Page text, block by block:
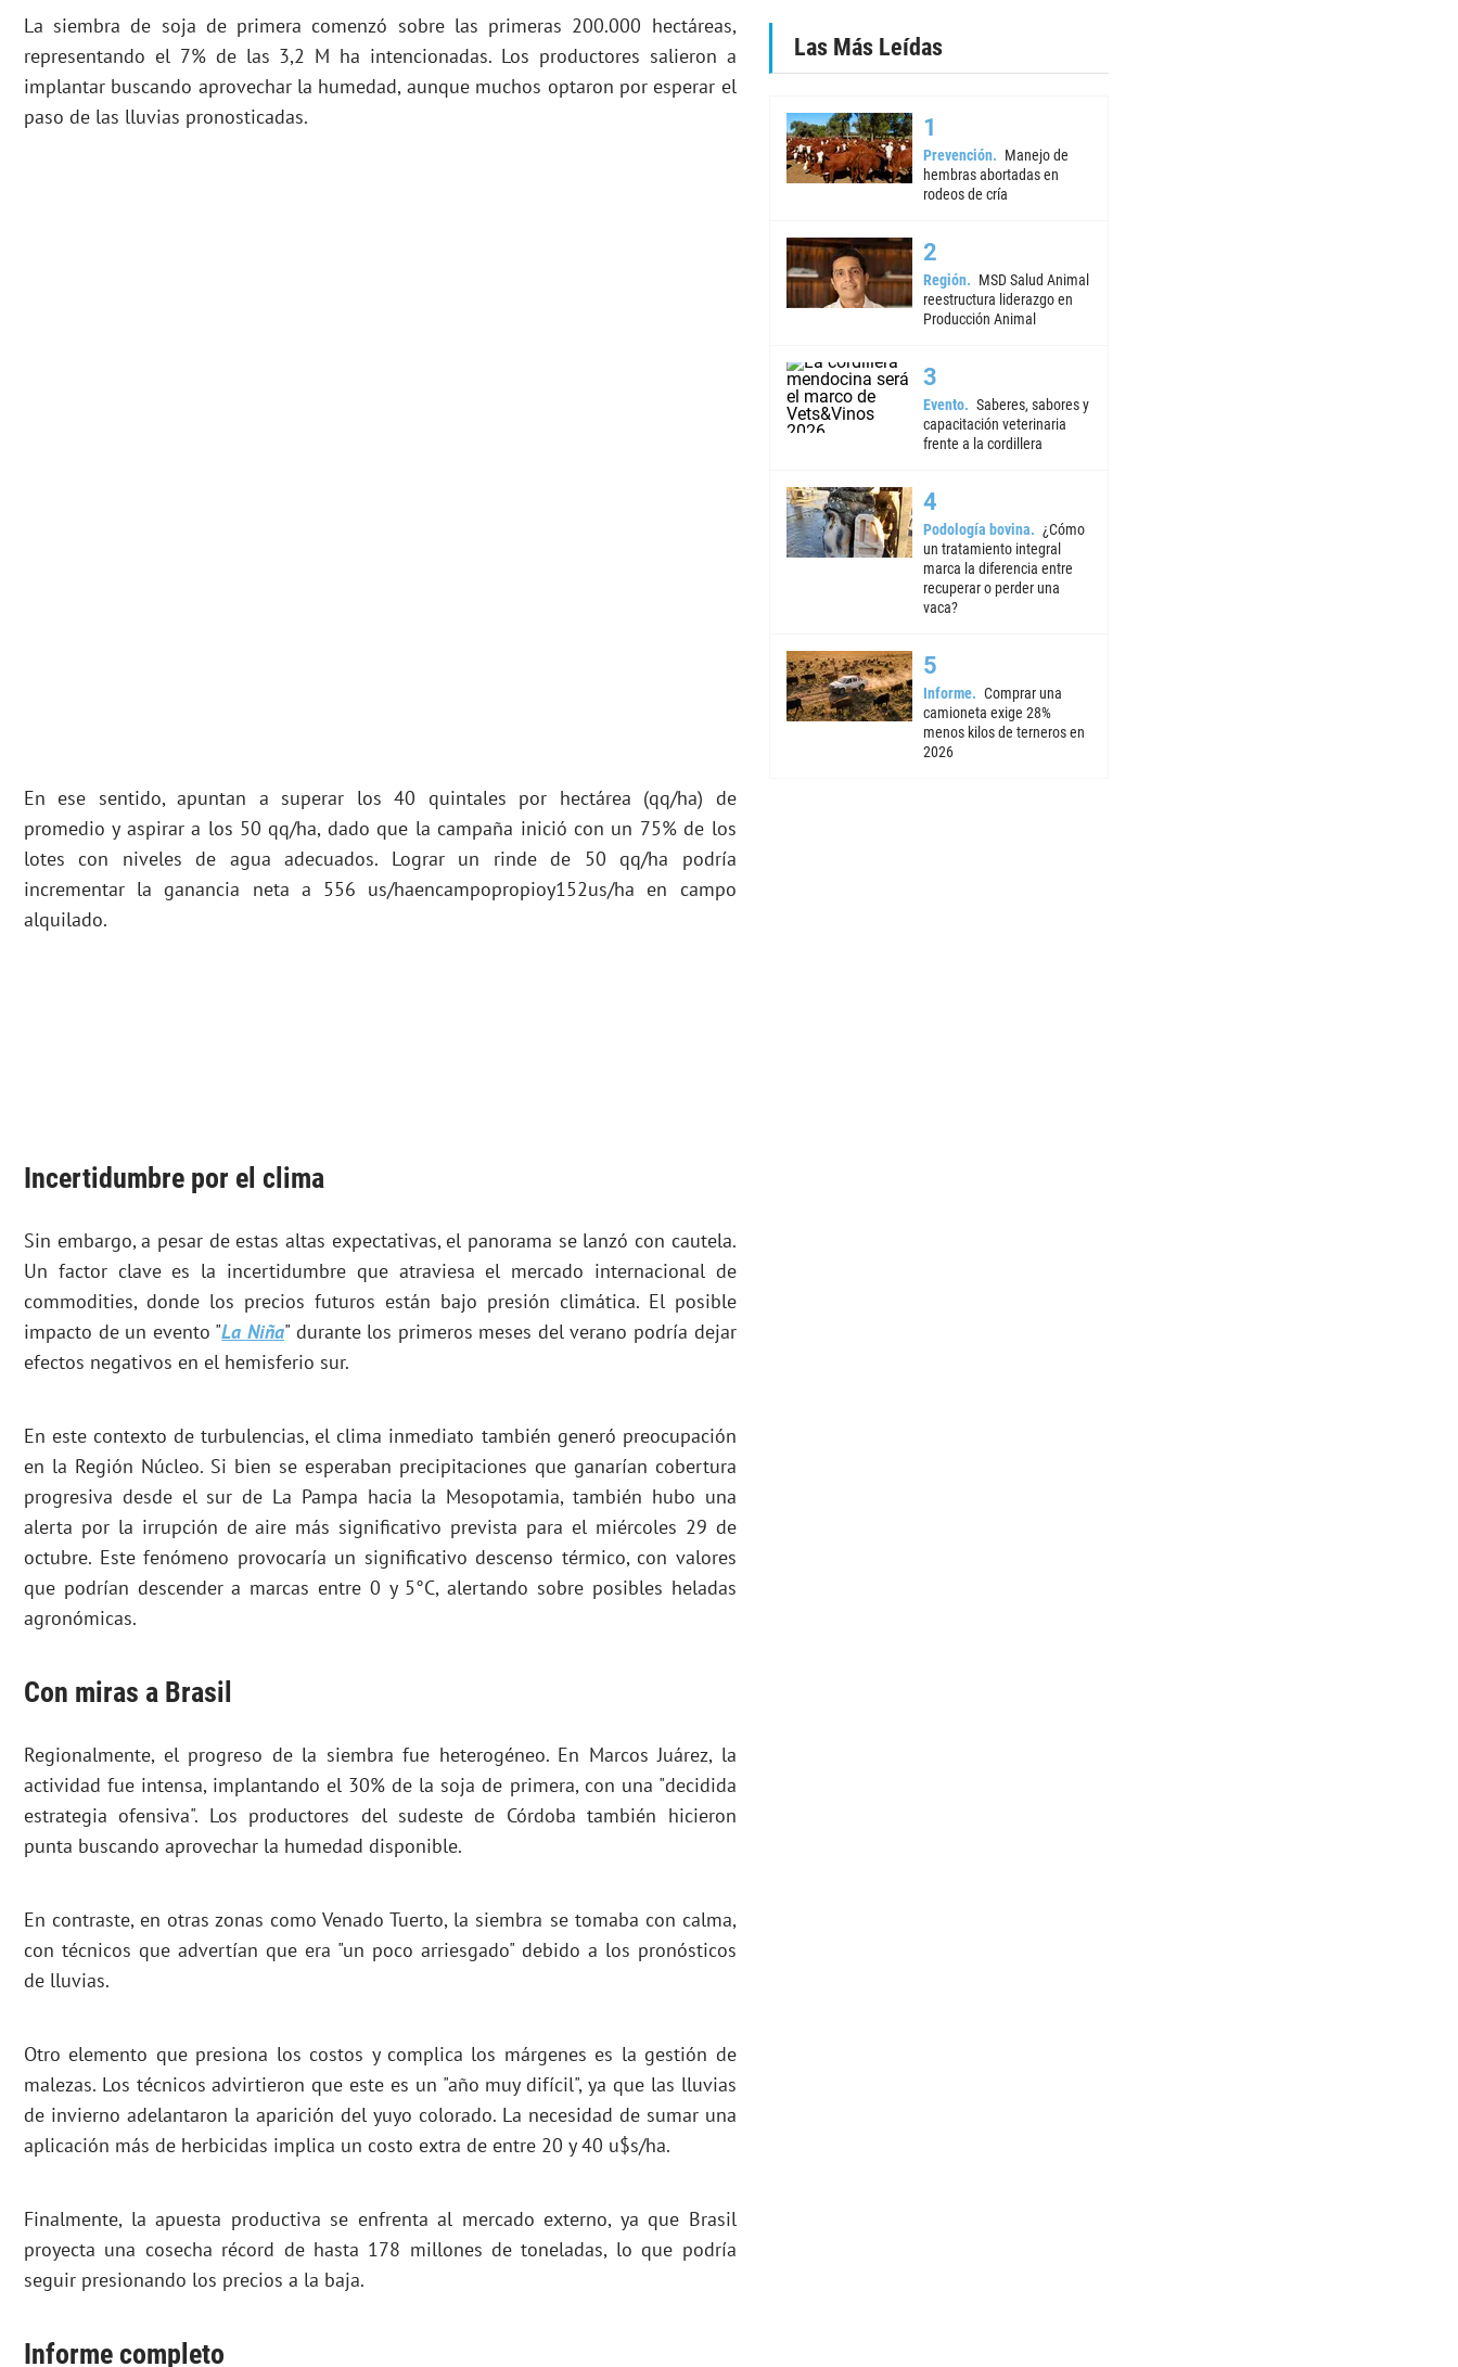
La siembra de soja de primera comenzó sobre las primeras 200.000 hectáreas,
representando el 7% de las 3,2 M ha intencionadas. Los productores salieron a
implantar buscando aprovechar la humedad, aunque muchos optaron por esperar el
paso de las lluvias pronosticadas.
En ese sentido, apuntan a superar los 40 quintales por hectárea (qq/ha) de
promedio y aspirar a los 50 qq/ha, dado que la campaña inició con un 75% de los
lotes con niveles de agua adecuados. Lograr un rinde de 50 qq/ha podría
incrementar la ganancia neta a 556 us/haencampopropioy152us/ha en campo
alquilado.
Incertidumbre por el clima
Sin embargo, a pesar de estas altas expectativas, el panorama se lanzó con cautela.
Un factor clave es la incertidumbre que atraviesa el mercado internacional de
commodities, donde los precios futuros están bajo presión climática. El posible
impacto de un evento "La Niña" durante los primeros meses del verano podría dejar
efectos negativos en el hemisferio sur.
En este contexto de turbulencias, el clima inmediato también generó preocupación
en la Región Núcleo. Si bien se esperaban precipitaciones que ganarían cobertura
progresiva desde el sur de La Pampa hacia la Mesopotamia, también hubo una
alerta por la irrupción de aire más significativo prevista para el miércoles 29 de
octubre. Este fenómeno provocaría un significativo descenso térmico, con valores
que podrían descender a marcas entre 0 y 5°C, alertando sobre posibles heladas
agronómicas.
Con miras a Brasil
Regionalmente, el progreso de la siembra fue heterogéneo. En Marcos Juárez, la
actividad fue intensa, implantando el 30% de la soja de primera, con una "decidida
estrategia ofensiva". Los productores del sudeste de Córdoba también hicieron
punta buscando aprovechar la humedad disponible.
En contraste, en otras zonas como Venado Tuerto, la siembra se tomaba con calma,
con técnicos que advertían que era "un poco arriesgado" debido a los pronósticos
de lluvias.
Otro elemento que presiona los costos y complica los márgenes es la gestión de
malezas. Los técnicos advirtieron que este es un "año muy difícil", ya que las lluvias
de invierno adelantaron la aparición del yuyo colorado. La necesidad de sumar una
aplicación más de herbicidas implica un costo extra de entre 20 y 40 u$s/ha.
Finalmente, la apuesta productiva se enfrenta al mercado externo, ya que Brasil
proyecta una cosecha récord de hasta 178 millones de toneladas, lo que podría
seguir presionando los precios a la baja.
Informe completo
Las Más Leídas
Prevención
Manejo de
hembras abortadas en
rodeos de cría
Región
MSD Salud Animal
reestructura liderazgo en
Producción Animal
Evento
Saberes, sabores y
capacitación veterinaria
frente a la cordillera
Podología bovina
¿Cómo
un tratamiento integral
marca la diferencia entre
recuperar o perder una
vaca?
Informe
Comprar una
camioneta exige 28%
menos kilos de terneros en
2026